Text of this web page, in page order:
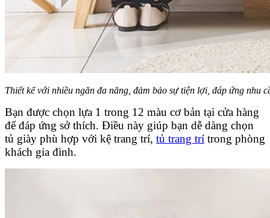
Thiết kế với nhiều ngăn đa năng, đảm bảo sự tiện lợi, đáp ứng nhu
Bạn được chọn lựa 1 trong 12 màu cơ bản tại cửa hàng
để đáp ứng sở thích. Điều này giúp bạn dễ dàng chọn
tủ giày phù hợp với kệ trang trí, tủ trang trí trong phòng
khách gia đình.